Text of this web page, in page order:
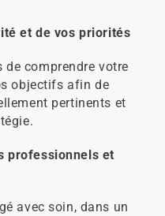
et de vos priorités
de comprendre votre
objectifs afin de
pertinents et
professionnels et
avec soin, dans un